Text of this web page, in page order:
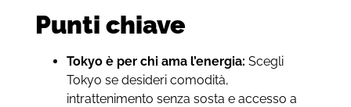
Punti chiave
Tokyo è per chi ama l’energia: Scegli
Tokyo se desideri comodità,
intrattenimento senza sosta e accesso a